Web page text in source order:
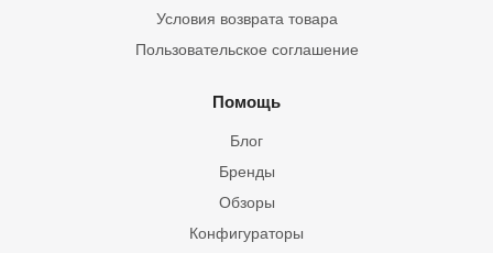
Условия возврата товара
Пользовательское соглашение
Помощь
Блог
Бренды
Обзоры
Конфигураторы